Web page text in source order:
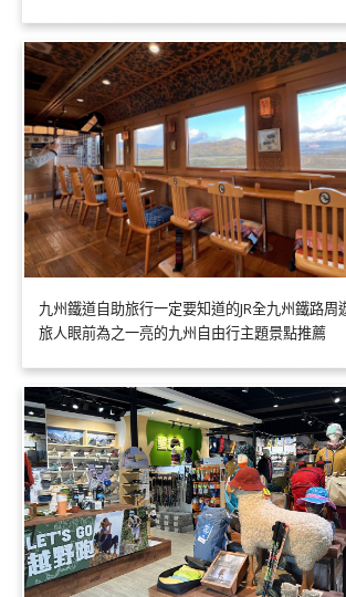
九州鐵道自助旅行一定要知道的JR全九州鐵路周
旅人眼前為之一亮的九州自由行主題景點推薦